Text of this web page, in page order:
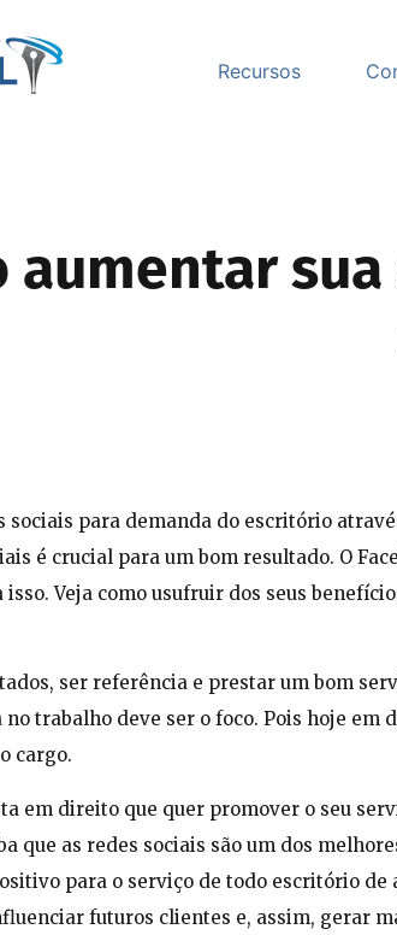
Recursos
aumentar
sociais para demanda do escritório
é crucial para um bom resultado. O
Veja como usufruir dos seus
ser referência e prestar um bom
no trabalho deve ser o foco. Pois hoje em
cargo.
em direito que quer promover o seu
que as redes sociais são um dos
para o serviço de todo escritório de
futuros clientes e, assim, gerar